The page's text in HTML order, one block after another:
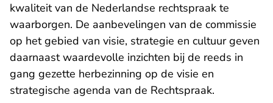
kwaliteit van de Nederlandse rechtspraak te
waarborgen. De aanbevelingen van de commissie
op het gebied van visie, strategie en cultuur geven
daarnaast waardevolle inzichten bij de reeds in
gang gezette herbezinning op de visie en
strategische agenda van de Rechtspraak.